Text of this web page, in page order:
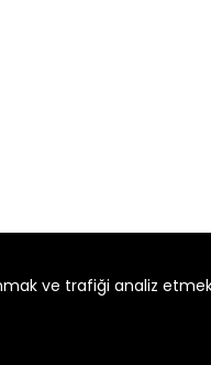
ve trafiği analiz